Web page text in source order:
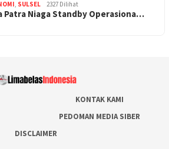
SULSEL 2327 Dilihat
Patra Niaga Standby Operasiona…
KONTAK KAMI
PEDOMAN MEDIA SIBER
DISCLAIMER